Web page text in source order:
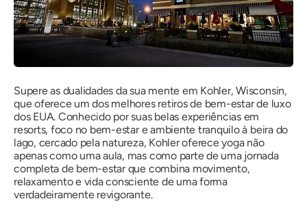
Supere as dualidades da sua mente em Kohler, Wisconsin,
que oferece um dos melhores retiros de bem-estar de luxo
dos EUA. Conhecido por suas belas experiências em
resorts, foco no bem-estar e ambiente tranquilo à beira do
lago, cercado pela natureza, Kohler oferece yoga não
apenas como uma aula, mas como parte de uma jornada
completa de bem-estar que combina movimento,
relaxamento e vida consciente de uma forma
verdadeiramente revigorante.